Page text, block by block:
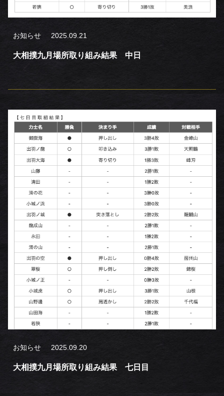
お知らせ 2025.09.21
大相撲九月場所取り組み結果 中日
お知らせ 2025.09.20
大相撲九月場所取り組み結果 七日目